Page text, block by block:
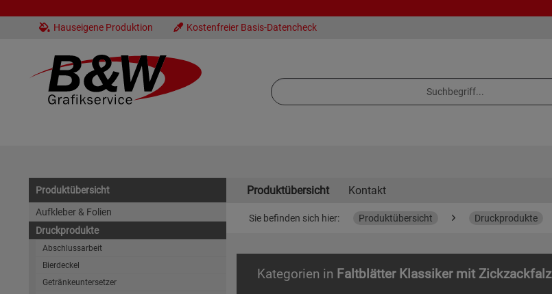
Hauseigene Produktion Kostenfreier Basis-Datencheck
Produktübersicht
Aufkleber & Folien
Druckprodukte
Abschlussarbeit
Bierdeckel
Getränkeuntersetzer
Produktübersicht Kontakt
Sie befinden sich hier: Produktübersicht Druckprodukte
Kategorien in Faltblätter Klassiker mit Zickzackfalz